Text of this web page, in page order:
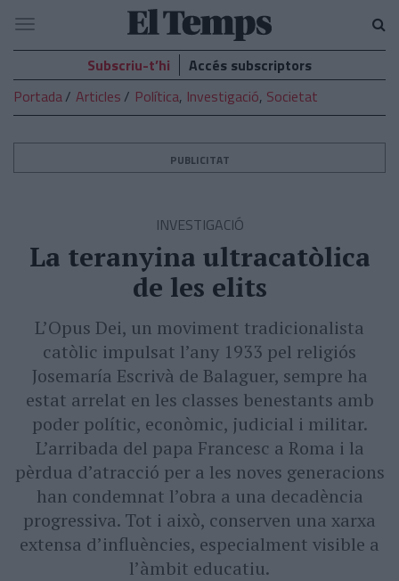
El
Temps
Navegació
Subscriu-t’hi
Accés subscriptors
Portada
Articles Política, Investigació, Societat
PUBLICITAT
INVESTIGACIÓ
La teranyina ultracatòlica
de les elits
L’Opus Dei, un moviment tradicionalista
catòlic impulsat l’any 1933 pel religiós
Josemaría Escrivà de Balaguer, sempre ha
estat arrelat en les classes benestants amb
poder polític, econòmic, judicial i militar.
L’arribada del papa Francesc a Roma i la
pèrdua d’atracció per a les noves generacions
han condemnat l’obra a una decadència
progressiva. Tot i això, conserven una xarxa
extensa d’influències, especialment visible a
l’àmbit educatiu.